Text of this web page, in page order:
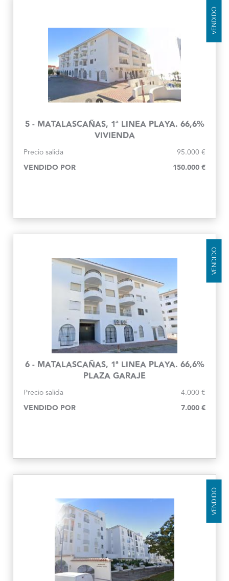
VENDIDO
5 - MATALASCAÑAS, 1ª LINEA PLAYA. 66,6%
VIVIENDA
Precio salida 95.000 €
VENDIDO POR 150.000 €
VENDIDO
6 - MATALASCAÑAS, 1ª LINEA PLAYA. 66,6%
PLAZA GARAJE
Precio salida 4.000 €
VENDIDO POR 7.000 €
VENDIDO